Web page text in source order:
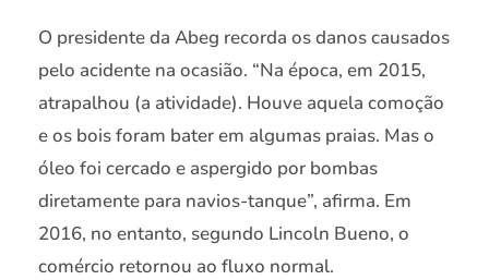
O presidente da Abeg recorda os danos causados
pelo acidente na ocasião. “Na época, em 2015,
atrapalhou (a atividade). Houve aquela comoção
e os bois foram bater em algumas praias. Mas o
óleo foi cercado e aspergido por bombas
diretamente para navios-tanque”, afirma. Em
2016, no entanto, segundo Lincoln Bueno, o
comércio retornou ao fluxo normal.